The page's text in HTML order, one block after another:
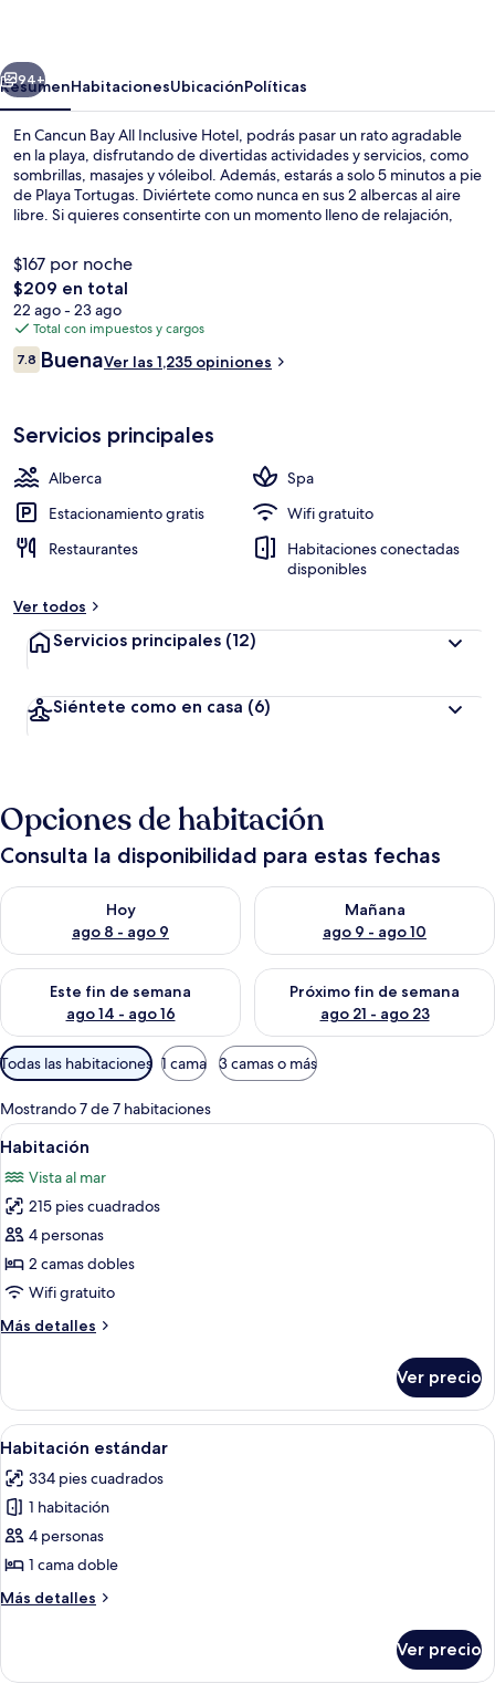
Hotel
Siguiente
94+
ResumenHabitacionesUbicaciónPolíticas
En Cancun Bay All Inclusive Hotel, podrás pasar un rato agradable
en la playa, disfrutando de divertidas actividades y servicios, como
sombrillas, masajes y vóleibol. Además, estarás a solo 5 minutos a pie
de Playa Tortugas. Diviértete como nunca en sus 2 albercas al aire
libre. Si quieres consentirte con un momento lleno de relajación,
facial o una sesión de aromaterapia. Uno de sus 4 restaurantes es El
Faisan, que sirve cocina internacional y está abierto para el
desayuno, la comida y la cena. Destacan sus 2 bares o lounges, su
bar junto a la alberca y su sala de fitness. El personal amable y la
cercanía con la playa reciben muy buenas calificaciones de otros
visitantes.
$167 por noche
El
precio
total
es
de
$209 en total
22 ago - 23 ago
Total con impuestos y cargos
Opiniones
7.87.8 de 10,
BuenaVer las 1,235 opiniones
Servicios principales
Alberca
Spa
Estacionamiento gratis
Wifi gratuito
Restaurantes
Habitaciones conectadas
disponibles
Ver todos
Servicios principales (12)
Siéntete como en casa (6)
Opciones de habitación
Consulta la disponibilidad para estas fechas
Hoy
ago 8 - ago 9
Consulta la disponibilidad para hoy ago 8 - ago 9
Mañana
ago 9 - ago 10
Consulta la disponibilidad
Este fin de semana
ago 14 - ago 16
Consulta la disponibilidad para este fin de semana ago 14 -
Próximo fin de semana
ago 21 - ago 23
Consulta la disponibilidad
Filtros
disponibles
para
las
habitaciones
Todas las habitaciones 1 cama 3 camas o más
Mostrando 7 de 7 habitaciones
Abrir
todas
las
fotos
de
Habitación
Minibar, caja de seguridad en la
6
Habitación
Vista al mar
215 pies cuadrados
4 personas
2 camas dobles
Wifi gratuito
Más detalles
Más
Ver precio
Abrir
todas
las
fotos
de
Habitación
estándar
Una habitación de hotel con dos
8
Habitación estándar
334 pies cuadrados
1 habitación
4 personas
1 cama doble
Más detalles
Más
estándar
Ver precio